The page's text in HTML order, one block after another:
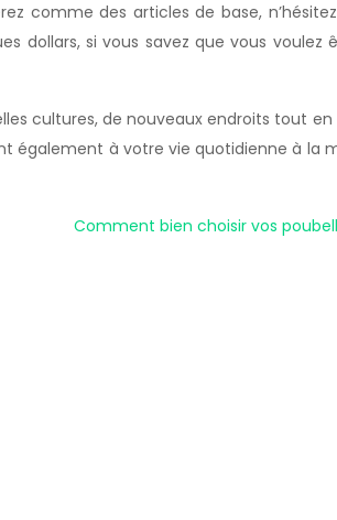
comme des articles de base,
dollars, si vous savez que vous voulez
cultures, de nouveaux endroits tout
à votre vie quotidienne à la
Comment bien choisir vos